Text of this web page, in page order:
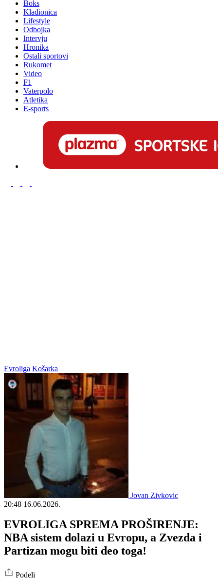
Boks
Kladionica
Lifestyle
Odbojka
Intervju
Hronika
Ostali sportovi
Rukomet
Video
F1
Vaterpolo
Atletika
E-sports
Evroliga Košarka
Jovan Zivkovic
20:48 16.06.2026.
EVROLIGA SPREMA PROŠIRENJE:
NBA sistem dolazi u Evropu, a Zvezda i
Partizan mogu biti deo toga!
Podeli